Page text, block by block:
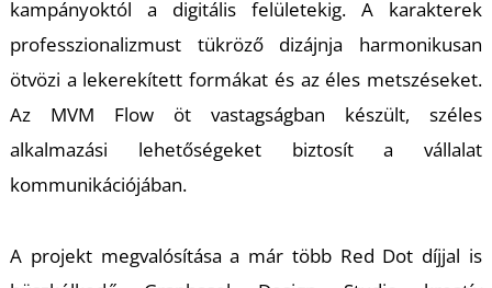
kampányoktól a digitális felületekig. A karakterek
professzionalizmust tükröző dizájnja harmonikusan
ötvözi a lekerekített formákat és az éles metszéseket.
Az MVM Flow öt vastagságban készült, széles
alkalmazási lehetőségeket biztosít a vállalat
kommunikációjában.
A projekt megvalósítása a már több Red Dot díjjal is